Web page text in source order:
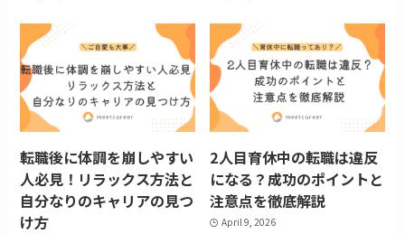
転職後に体調を崩しやすい
人必見！リラックス方法と
自分なりのキャリアの見つ
け方
2人目育休中の転職は違反
になる？成功のポイントと
注意点を徹底解説
April 9, 2026